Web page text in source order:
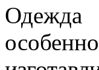
Одежда